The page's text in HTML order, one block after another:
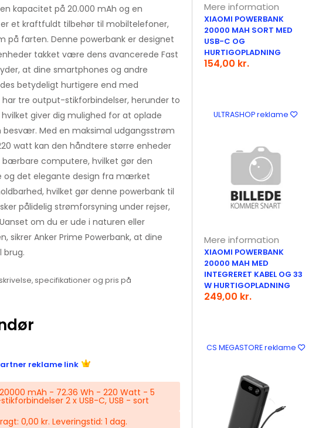
kapacitet på 20.000 mAh og en
et kraftfuldt tilbehør til mobiltelefoner,
på farten. Denne powerbank er designet
takket være dens avancerede Fast
at dine smartphones og andre
betydeligt hurtigere end med
har tre output-stikforbindelser, herunder to
giver dig mulighed for at oplade
Med en maksimal udgangsstrøm
watt kan den håndtere større enheder
bærbare computere, hvilket gør den
og det elegante design fra mærket
hvilket gør denne powerbank til
pålidelig strømforsyning under rejser,
om du er ude i naturen eller
sikrer Anker Prime Powerbank, at dine
brug.
specifikationer og pris på
reklame link
mAh - 72.36 Wh - 220 Watt - 5
2 x USB-C, USB - sort
0,00 kr. Leveringstid: 1 dag.
Mere information
XIAOMI POWERBANK
20000 MAH SORT MED
USB-C OG
HURTIGOPLADNING
154,00 kr.
ULTRASHOP reklame
Mere information
XIAOMI POWERBANK
20000 MAH MED
INTEGRERET KABEL OG 33
W HURTIGOPLADNING
249,00 kr.
CS MEGASTORE reklame